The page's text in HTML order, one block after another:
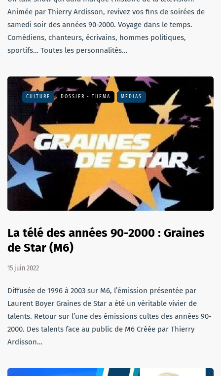
Animée par Thierry Ardisson, revivez vos fins de soirées de
samedi soir des années 90-2000. Voyage dans le temps.
Comédiens, chanteurs, écrivains, hommes politiques,
sportifs… Toutes les personnalités…
CULTURE DOSSIER - THEMA MÉDIAS
La télé des années 90-2000 : Graines
de Star (M6)
15 juin 2022
Diffusée de 1996 à 2003 sur M6, l’émission présentée par
Laurent Boyer Graines de Star a été un véritable vivier de
talents. Retour sur l’une des émissions cultes des années 90-
2000. Des talents face au public de M6 Créée par Thierry
Ardisson…